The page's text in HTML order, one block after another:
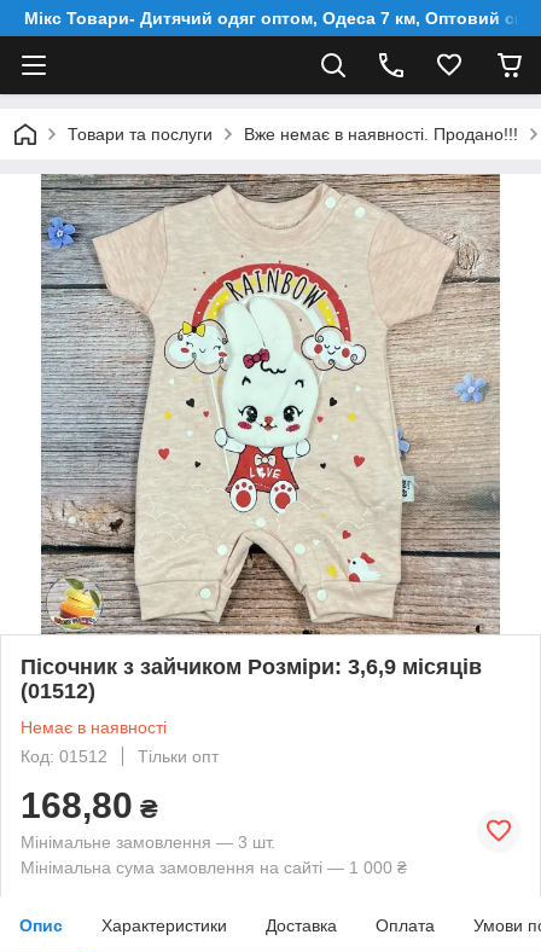
Мікс Товари- Дитячий одяг оптом, Одеса 7 км, Оптовий
Товари та послуги Вже немає в наявності. Продано!!!
Пісочник з зайчиком Розміри: 3,6,9 місяців
(01512)
Немає в наявності
Код: 01512
Тільки опт
168,80 ₴
Мінімальне замовлення — 3 шт.
Мінімальна сума замовлення на сайті — 1 000 ₴
Опис Характеристики Доставка Оплата Умови